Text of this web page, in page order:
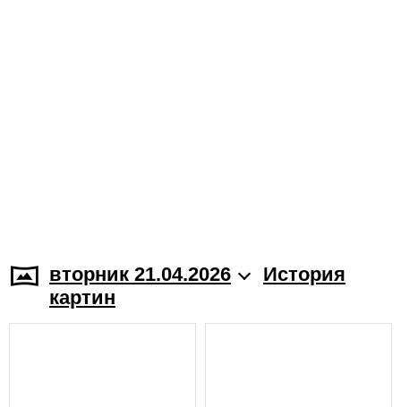
вторник 21.04.2026
История
картин